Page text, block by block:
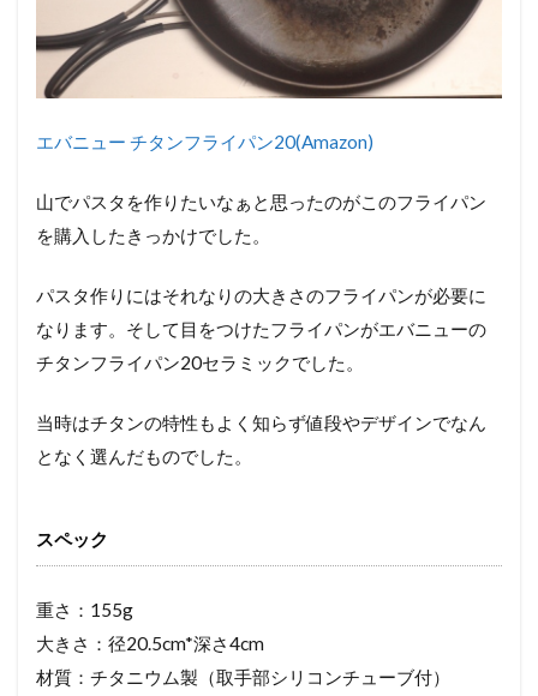
エバニュー チタンフライパン20(Amazon)
山でパスタを作りたいなぁと思ったのがこのフライパン
を購入したきっかけでした。
パスタ作りにはそれなりの大きさのフライパンが必要に
なります。そして目をつけたフライパンがエバニューの
チタンフライパン20セラミックでした。
当時はチタンの特性もよく知らず値段やデザインでなん
となく選んだものでした。
スペック
重さ：155g
大きさ：径20.5cm*深さ4cm
材質：チタニウム製（取手部シリコンチューブ付）